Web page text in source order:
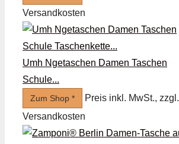
Versandkosten
Umh Ngetaschen Damen Taschen
Schule...
Zum Shop *
Preis inkl. MwSt., zzgl.
Versandkosten